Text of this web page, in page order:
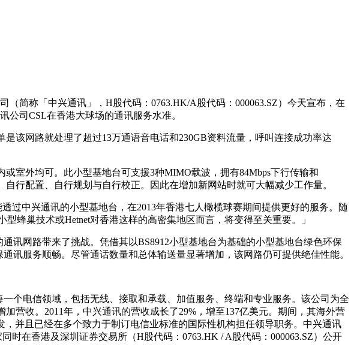
简称「中兴通讯」，H股代码：0763.HK/A股代码：000063.SZ）今天宣布，在
公司CSL在香港大球场的通讯服务水准。
该网路就处理了超过13万通语音电话和230GB资料流量，呼叫连接成功率达
室外均可。此小型基地台可支援3种MIMO载波，拥有84Mbps下行传输和
行配置、自行规划与自行校正。因此在增加新网站时就可大幅减少工作量。
过中兴通讯的小型基地台，在2013年香港七人橄榄球赛期间提供更好的服务。随
蜂巢技术或Hetnet对香港这样的高密集地区而言，将变得至关重要。」
讯网路带来了挑战。凭借其以BS8912小型基地台为基础的小型基地台绿色环保
讯服务顺畅。尽管通话数量和总体输送量显著增加，该网路仍可提供绝佳性能。
个电信领域，包括无线、接取和承载、加值服务、终端和专业服务。该公司为全
营收。2011年，中兴通讯的营收成长了29%，增至137亿美元。期间，其海外营
并且已经在多个致力于制订电信业标准的国际性机构担任领导职务。中兴通讯
时在香港及深圳证券交易所（H股代码：0763.HK / A股代码：000063.SZ）公开